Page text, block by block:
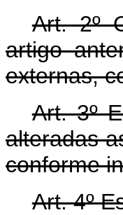
Art. 2º
artigo
externas,
Art. 3º
alteradas
conforme
Art. 4º